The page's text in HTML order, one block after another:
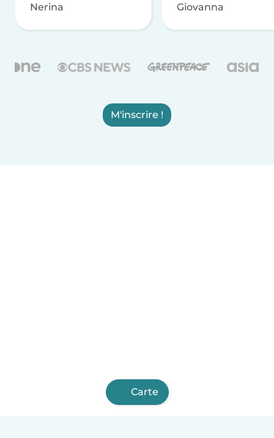
Nerina Giovanna
M'inscrire !
Carte